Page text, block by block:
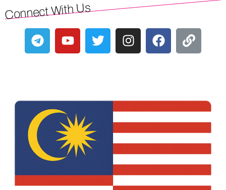
Connect With Us